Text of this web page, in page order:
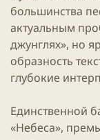
большинства
актуальным
джунглях», но
образность
глубокие
Единственной
«Небеса»,